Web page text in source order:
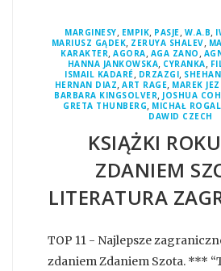
MARGINESY, EMPIK, PASJE, W.A.B,
MARIUSZ GĄDEK, ZERUYA SHALEV,
KARAKTER, AGORA, AGA ZANO ,
HANNA JANKOWSKA, CYRANKA,
ISMAIL KADARÉ, DRZAZGI,
HERNAN DIAZ,ART RAGE, MAREK
BARBARA KINGSOLVER, JOSHUA
GRETA THUNBERG, MICHAŁ
DAWID CZECH
KSIĄŻKI
ZDANIEM
LITERATURA
TOP 11 - Najlepsze
zdaniem Zdaniem Szota. ***